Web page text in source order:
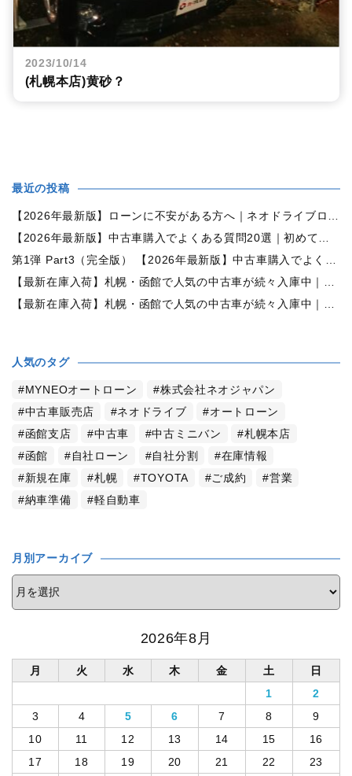
2023/10/14
(札幌本店)黄砂？
最近の投稿
【2026年最新版】ローンに不安がある方へ｜ネオドライブローンの窓口で新しいカーライフをサポート
【2026年最新版】中古車購入でよくある質問20選｜初めての方でも失敗しない完全ガイド【札幌・北海道対応】
第1弾 Part3（完全版） 【2026年最新版】中古車購入でよくある質問20選｜初めての方でも失敗しない完全ガイド【札幌・北海道対応】
【最新在庫入荷】札幌・函館で人気の中古車が続々入庫中｜早い者勝ち！【日産 セレナ2.0HスターVセレクション+Safety 4WD】
【最新在庫入荷】札幌・函館で人気の中古車が続々入庫中｜早い者勝ち！【ホンダ オデッセイ2.4Mエアロパッケージ 4WD】
人気のタグ
MYNEOオートローン
株式会社ネオジャパン
中古車販売店
ネオドライブ
オートローン
函館支店
中古車 中古ミニバン
札幌本店
函館
自社ローン 自社分割
在庫情報
新規在庫
札幌 TOYOTA ご成約
営業
納車準備
軽自動車
月別アーカイブ
2026年8月
月 火 水 木 金 土
日
1
2
3
4 5 6 7 8
9
10
11 12 13 14 15
16
17
18 19 20 21 22
23